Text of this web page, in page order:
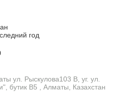
год
ул. Рыскулова103 В, уг. ул.
бутик В5 , Алматы, Казахстан